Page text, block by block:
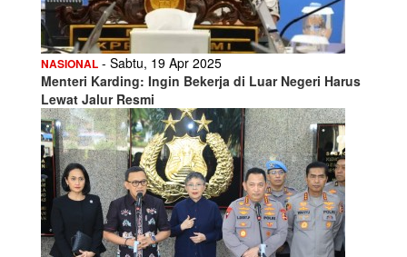
NASIONAL - Sabtu, 19 Apr 2025
Menteri Karding: Ingin Bekerja di Luar Negeri Harus
Lewat Jalur Resmi